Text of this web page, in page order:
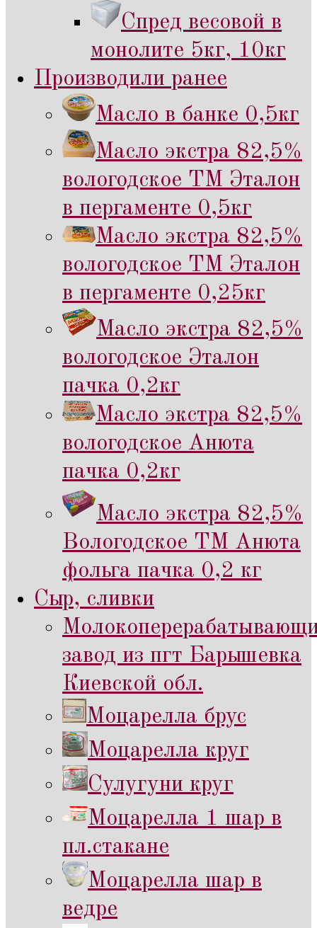
Спред весовой в
монолите 5кг, 10кг
Производили ранее
Масло в банке 0,5кг
Масло экстра 82,5%
вологодское ТМ Эталон
в пергаменте 0,5кг
Масло экстра 82,5%
вологодское ТМ Эталон
в пергаменте 0,25кг
Масло экстра 82,5%
вологодское Эталон
пачка 0,2кг
Масло экстра 82,5%
вологодское Анюта
пачка 0,2кг
Масло экстра 82,5%
Вологодское ТМ Анюта
фольга пачка 0,2 кг
Сыр, сливки
завод из пгт Барышевка
Киевской обл.
Моцарелла брус
Моцарелла круг
Сулугуни круг
Моцарелла 1 шар в
пл.стакане
Моцарелла шар в
ведре